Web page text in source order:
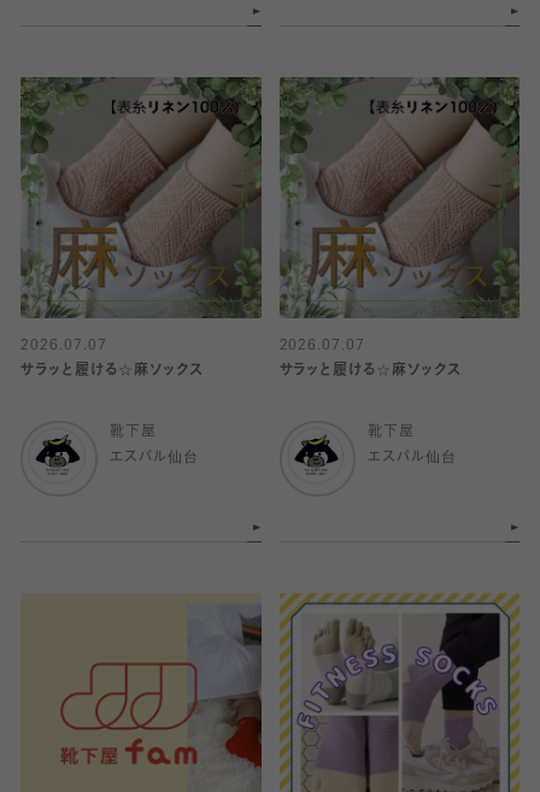
2026.07.07
サラッと履ける☆麻ソックス
靴下屋
エスパル仙台
2026.07.07
サラッと履ける☆麻ソックス
靴下屋
エスパル仙台